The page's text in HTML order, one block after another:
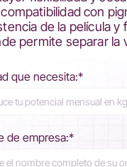
con
de la película y
permite separar la
que necesita:*
de empresa:*